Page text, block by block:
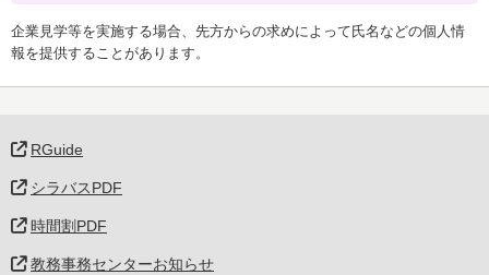
企業見学等を実施する場合、先方からの求めによって氏名などの個人情
報を提供することがあります。
RGuide
シラバスPDF
時間割PDF
教務事務センターお知らせ